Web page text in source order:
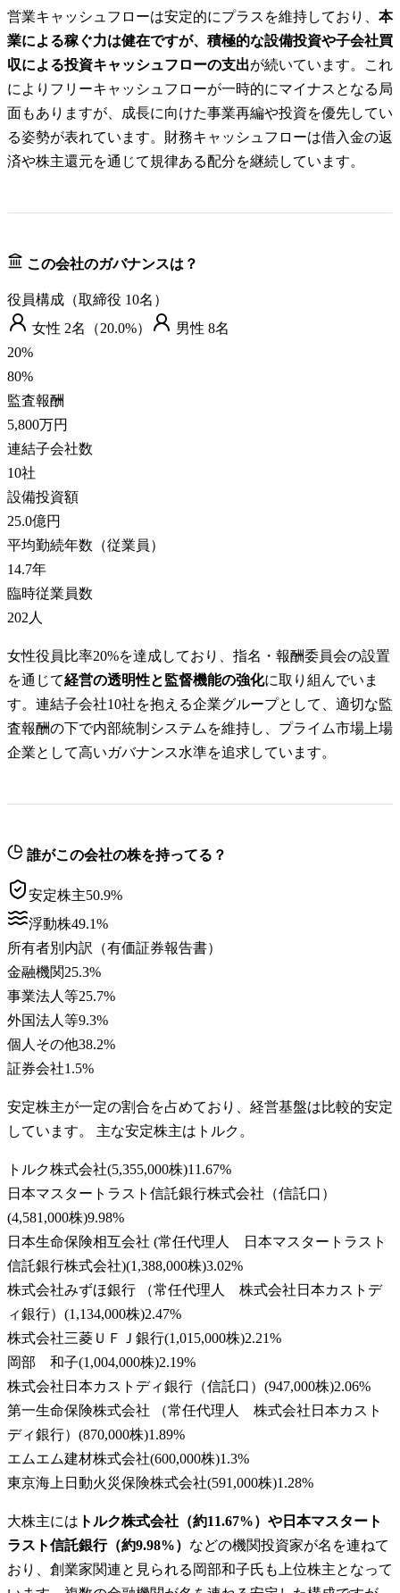
営業キャッシュフローは安定的にプラスを維持しており、 本
業による稼ぐ力は健在ですが、積極的な設備投資や子会社買
収による投資キャッシュフローの支出が続いています。これ
によりフリーキャッシュフローが一時的にマイナスとなる局
面もありますが、成長に向けた事業再編や投資を優先してい
る姿勢が表れています。財務キャッシュフローは借入金の返
済や株主還元を通じて規律ある配分を継続しています。
この会社のガバナンスは？
役員構成（取締役 10名）
女性 2名（20.0%） 男性 8名
20%
80%
監査報酬
5,800万円
連結子会社数
10社
設備投資額
25.0億円
平均勤続年数（従業員）
14.7年
臨時従業員数
202 人
女性役員比率20%を達成しており、指名・報酬委員会の設置
を通じて経営の透明性と監督機能の強化に取り組んでいま
す。連結子会社10社を抱える企業グループとして、適切な監
査報酬の下で内部統制システムを維持し、プライム市場上場
企業として高いガバナンス水準を追求しています。
誰がこの会社の株を持ってる？
安定株主50.9%
浮動株49.1%
所有者別内訳（有価証券報告書）
金融機関25.3%
事業法人等25.7%
外国法人等9.3%
個人その他38.2%
証券会社1.5%
安定株主が一定の割合を占めており、経営基盤は比較的安定
しています。 主な安定株主はトルク。
トルク株式会社(5,355,000株)11.67%
日本マスタートラスト信託銀行株式会社（信託口）
(4,581,000株)9.98%
日本生命保険相互会社 (常任代理人 日本マスタートラスト
信託銀行株式会社)(1,388,000株)3.02%
株式会社みずほ銀行 （常任代理人 株式会社日本カストデ
ィ銀行） (1,134,000株)2.47%
株式会社三菱ＵＦＪ銀行(1,015,000株)2.21%
岡部 和子(1,004,000株)2.19%
株式会社日本カストディ銀行（信託口） (947,000株)2.06%
第一生命保険株式会社 （常任代理人 株式会社日本カスト
ディ銀行） (870,000株)1.89%
エムエム建材株式会社(600,000株)1.3%
東京海上日動火災保険株式会社(591,000株)1.28%
大株主には トルク株式会社（約11.67%）や日本マスタート
ラスト信託銀行（約9.98%） などの機関投資家が名を連ねて
おり、創業家関連と見られる岡部和子氏も上位株主となって